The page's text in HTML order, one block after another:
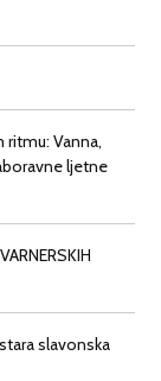
ritmu: Vanna,
ljetne
slavonska